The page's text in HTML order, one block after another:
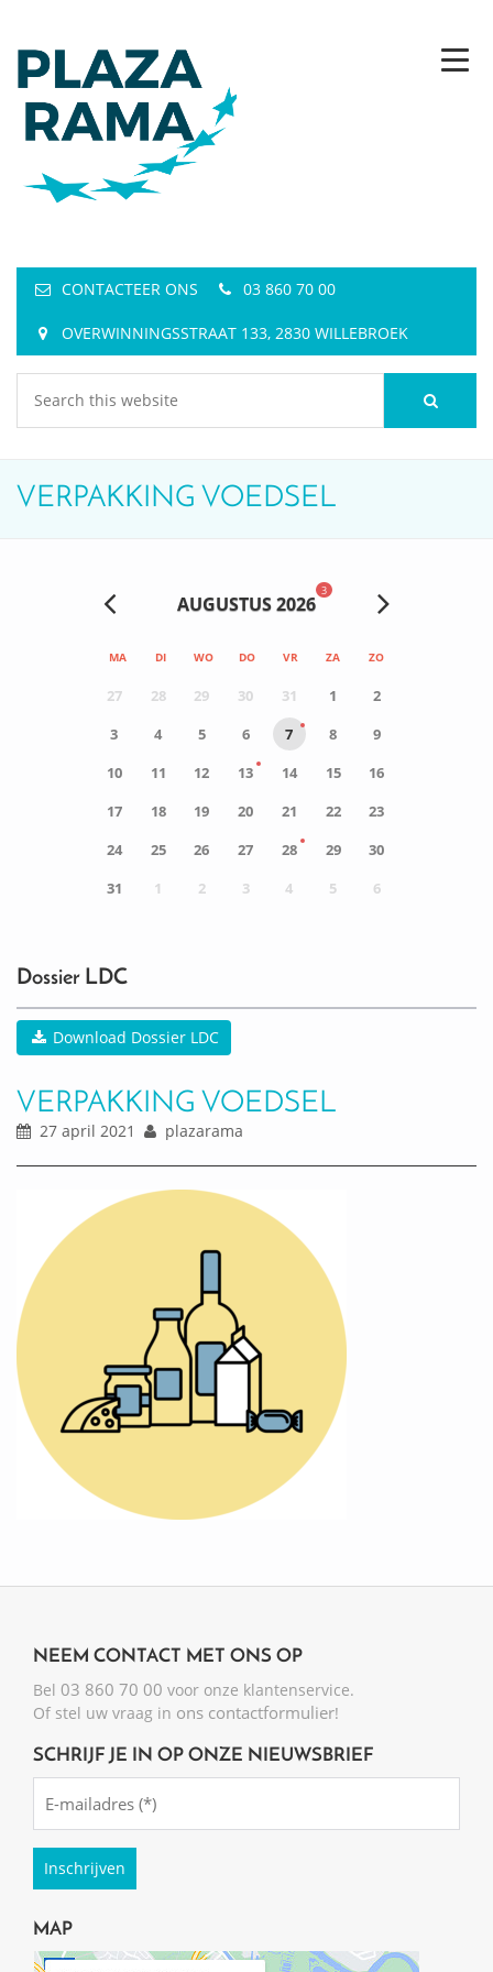
CONTACTEER ONS 03 860 70 00
OVERWINNINGSSTRAAT 133, 2830 WILLEBROEK
VERPAKKING VOEDSEL
AUGUSTUS 2026
3
MA DI WO DO VR ZA ZO
27 28 29 30 31 1
2
3
4 5 6 7 8
9
10
11 12 13 14 15
16
17
18 19 20 21 22
23
24
25 26 27 28 29
30
31
1 2 3 4 5 6
Dossier LDC
Download Dossier LDC
VERPAKKING VOEDSEL
27 april 2021 plazarama
NEEM CONTACT MET ONS OP
Bel 03 860 70 00 voor onze klantenservice.
Of stel uw vraag in ons contactformulier!
SCHRIJF JE IN OP ONZE NIEUWSBRIEF
(Required)
MAP